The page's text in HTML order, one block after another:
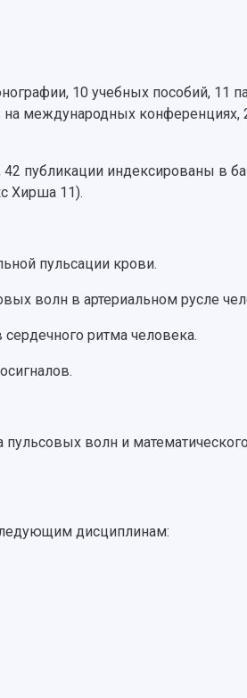
10 учебных пособий, 11
международных конференциях,
публикации индексированы в
Хирша 11).
пульсации крови.
волн в артериальном русле
ритма человека.
волн и
дисциплинам: